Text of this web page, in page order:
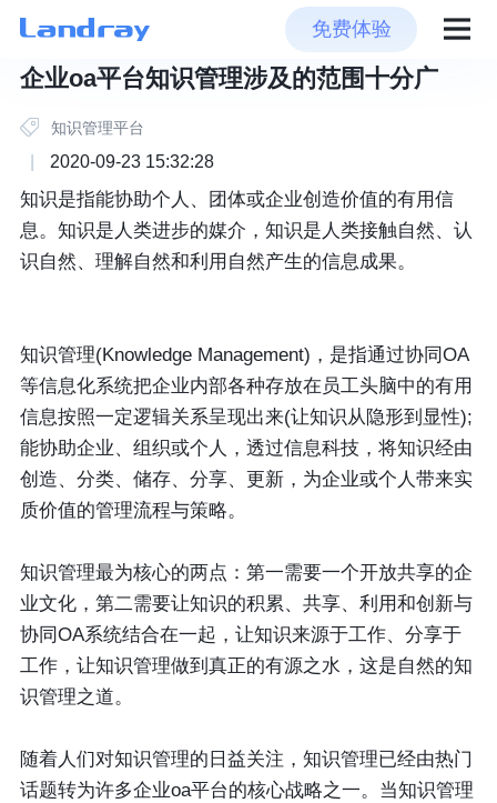
免费体验
企业oa平台知识管理涉及的范围十分广
知识管理平台
2020-09-23 15:32:28
知识是指能协助个人、团体或企业创造价值的有用信
息。知识是人类进步的媒介，知识是人类接触自然、认
识自然、理解自然和利用自然产生的信息成果。
知识管理(Knowledge Management)，是指通过协同OA
等信息化系统把企业内部各种存放在员工头脑中的有用
信息按照一定逻辑关系呈现出来(让知识从隐形到显性);
能协助企业、组织或个人，透过信息科技，将知识经由
创造、分类、储存、分享、更新，为企业或个人带来实
质价值的管理流程与策略。
知识管理最为核心的两点：第一需要一个开放共享的企
业文化，第二需要让知识的积累、共享、利用和创新与
协同OA系统结合在一起，让知识来源于工作、分享于
工作，让知识管理做到真正的有源之水，这是自然的知
识管理之道。
随着人们对知识管理的日益关注，知识管理已经由热门
话题转为许多企业oa平台的核心战略之一。当知识管理